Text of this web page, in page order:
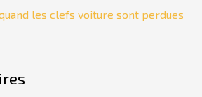
les clefs voiture sont perdues